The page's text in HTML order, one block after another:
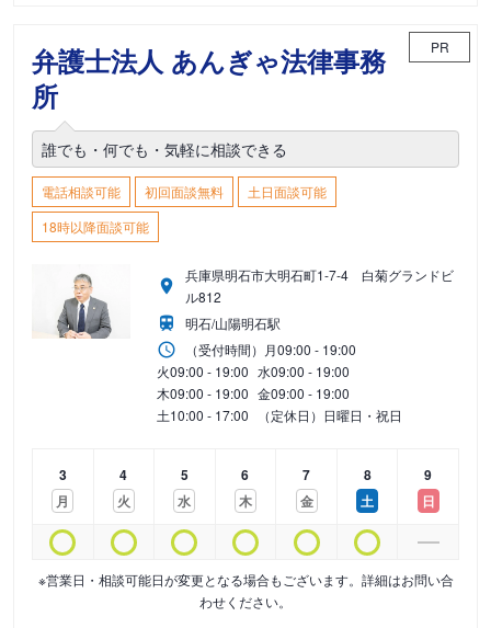
弁護士法人 あんぎゃ法律事務
所
PR
誰でも・何でも・気軽に相談できる
電話相談可能 初回面談無料
土日面談可能
18時以降面談可能
兵庫県明石市大明石町1-7-4 白菊グランドビ
ル812
明石/山陽明石駅
（受付時間） 月09:00 - 19:00
火09:00 - 19:00 水09:00 - 19:00
木09:00 - 19:00 金09:00 - 19:00
土10:00 - 17:00 （定休日）日曜日・祝日
3
月
4
火
5
水
6
木
7
金
8
土
9
日
※営業日・相談可能日が変更となる場合もございます。詳細はお問い合
わせください。